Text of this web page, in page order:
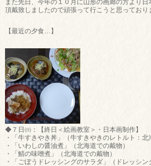
また先日、今年の１０月に山形の画廊の方より日
頂戴致しましたので頑張って行こうと思っており
【最近の夕食…】
◆７日㈰：【終日＜絵画教室＞・日本画制作】
・「牛すきやき丼」（牛すきやきのレトルト：北
・「いわしの醤油煮」（北海道での戴物）
・「鯖の味噌煮」（北海道での戴物）
・「ごぼうドレッシングのサラダ」（ドレッシン